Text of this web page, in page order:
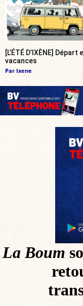
[L’ÉTÉ D’IXÈNE] Départ
vacances
Par Ixene
La Boum